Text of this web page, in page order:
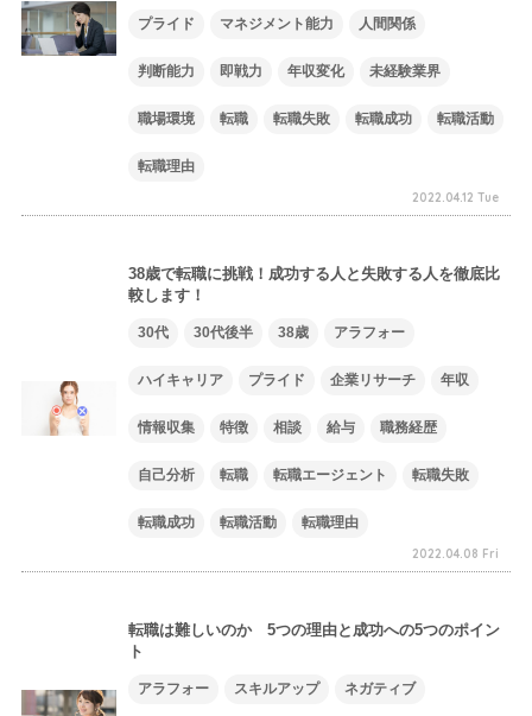
プライド マネジメント能力 人間関係
判断能力 即戦力 年収変化 未経験業界
職場環境 転職 転職失敗 転職成功 転職活動
転職理由
2022.04.12 Tue
38歳で転職に挑戦！成功する人と失敗する人を徹底比
較します！
30代 30代後半 38歳 アラフォー
ハイキャリア プライド 企業リサーチ 年収
情報収集 特徴 相談 給与 職務経歴
自己分析 転職 転職エージェント 転職失敗
転職成功 転職活動 転職理由
2022.04.08 Fri
転職は難しいのか 5つの理由と成功への5つのポイン
ト
アラフォー スキルアップ ネガティブ